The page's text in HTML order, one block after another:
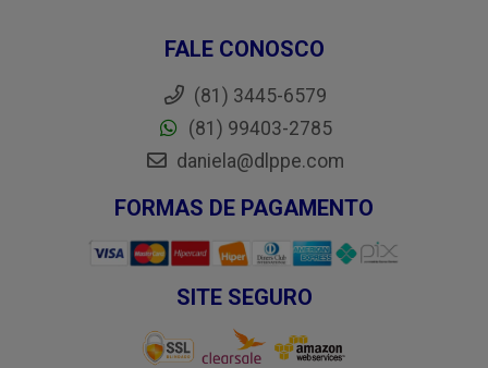
FALE CONOSCO
(81) 3445-6579
(81) 99403-2785
daniela@dlppe.com
FORMAS DE PAGAMENTO
SITE SEGURO